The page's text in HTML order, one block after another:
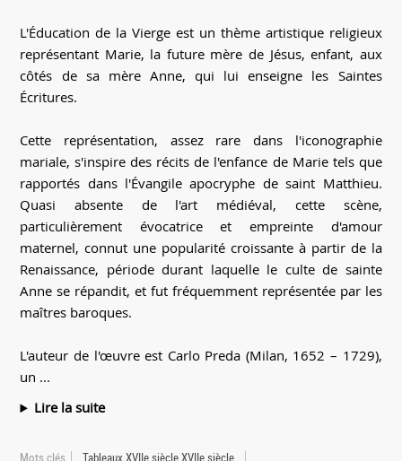
L'Éducation de la Vierge est un thème artistique religieux
représentant Marie, la future mère de Jésus, enfant, aux
côtés de sa mère Anne, qui lui enseigne les Saintes
Écritures.
Cette représentation, assez rare dans l'iconographie
mariale, s'inspire des récits de l'enfance de Marie tels que
rapportés dans l'Évangile apocryphe de saint Matthieu.
Quasi absente de l'art médiéval, cette scène,
particulièrement évocatrice et empreinte d'amour
maternel, connut une popularité croissante à partir de la
Renaissance, période durant laquelle le culte de sainte
Anne se répandit, et fut fréquemment représentée par les
maîtres baroques.
L'auteur de l'œuvre est Carlo Preda (Milan, 1652 – 1729),
un ...
Lire la suite
Mots clés Tableaux XVIIe siècle XVIIe siècle